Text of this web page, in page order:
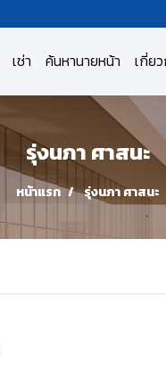
เช่า ค้นหานายหน้า เกี่ย
รุ่งนภา ศาสนะ
หน้าแรก รุ่งนภา ศาสนะ